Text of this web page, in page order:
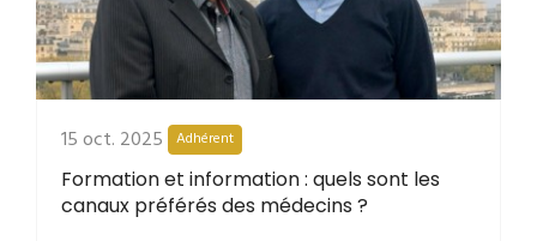
15 oct. 2025 Adhérent
Formation et information : quels sont les
canaux préférés des médecins ?